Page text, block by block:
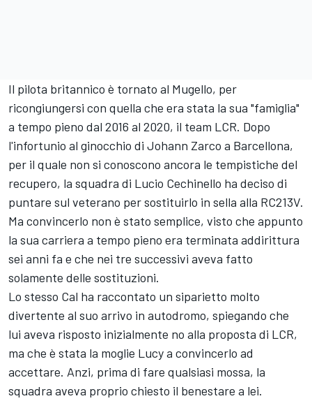
Il pilota britannico è tornato al Mugello, per
ricongiungersi con quella che era stata la sua "famiglia"
a tempo pieno dal 2016 al 2020, il team LCR. Dopo
l'infortunio al ginocchio di Johann Zarco a Barcellona,
per il quale non si conoscono ancora le tempistiche del
recupero, la squadra di Lucio Cechinello ha deciso di
puntare sul veterano per sostituirlo in sella alla RC213V.
Ma convincerlo non è stato semplice, visto che appunto
la sua carriera a tempo pieno era terminata addirittura
sei anni fa e che nei tre successivi aveva fatto
solamente delle sostituzioni.
Lo stesso Cal ha raccontato un siparietto molto
divertente al suo arrivo in autodromo, spiegando che
lui aveva risposto inizialmente no alla proposta di LCR,
ma che è stata la moglie Lucy a convincerlo ad
accettare. Anzi, prima di fare qualsiasi mossa, la
squadra aveva proprio chiesto il benestare a lei.